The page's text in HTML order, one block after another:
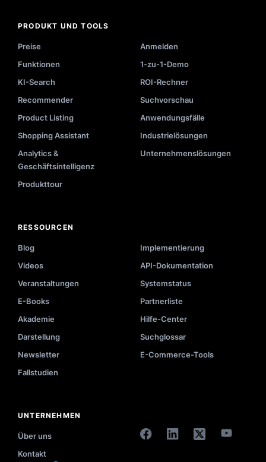
PRODUKT UND TOOLS
Preise
Anmelden
Funktionen
1-zu-1-Demo
KI-Search
ROI-Rechner
Recommender
Suchvorschau
Product Listing
Anwendungsfälle
Shopping Assistant
Industrielösungen
Analytics &
Geschäftsintelligenz
Unternehmenslösungen
Produkttour
RESSOURCEN
Blog
Implementierung
Videos
API-Dokumentation
Veranstaltungen
Systemstatus
E-Books
Partnerliste
Akademie
Hilfe-Center
Darstellung
Suchglossar
Newsletter
E-Commerce-Tools
Fallstudien
UNTERNEHMEN
Über uns
Kontakt